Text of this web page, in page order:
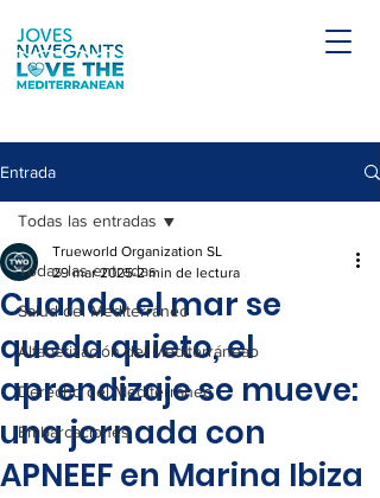
Entrada
Todas las entradas
Salud del Mediterráneo
Alfabetización del Mediterráneao
Derecho del Mediterráneo
Embarcaciones
Todas las entradas
Cuando el mar se
queda quieto, el
aprendizaje se mueve:
una jornada con
APNEEF en Marina Ibiza
Trueworld Organization SL
29 mar 2025 2 min de lectura